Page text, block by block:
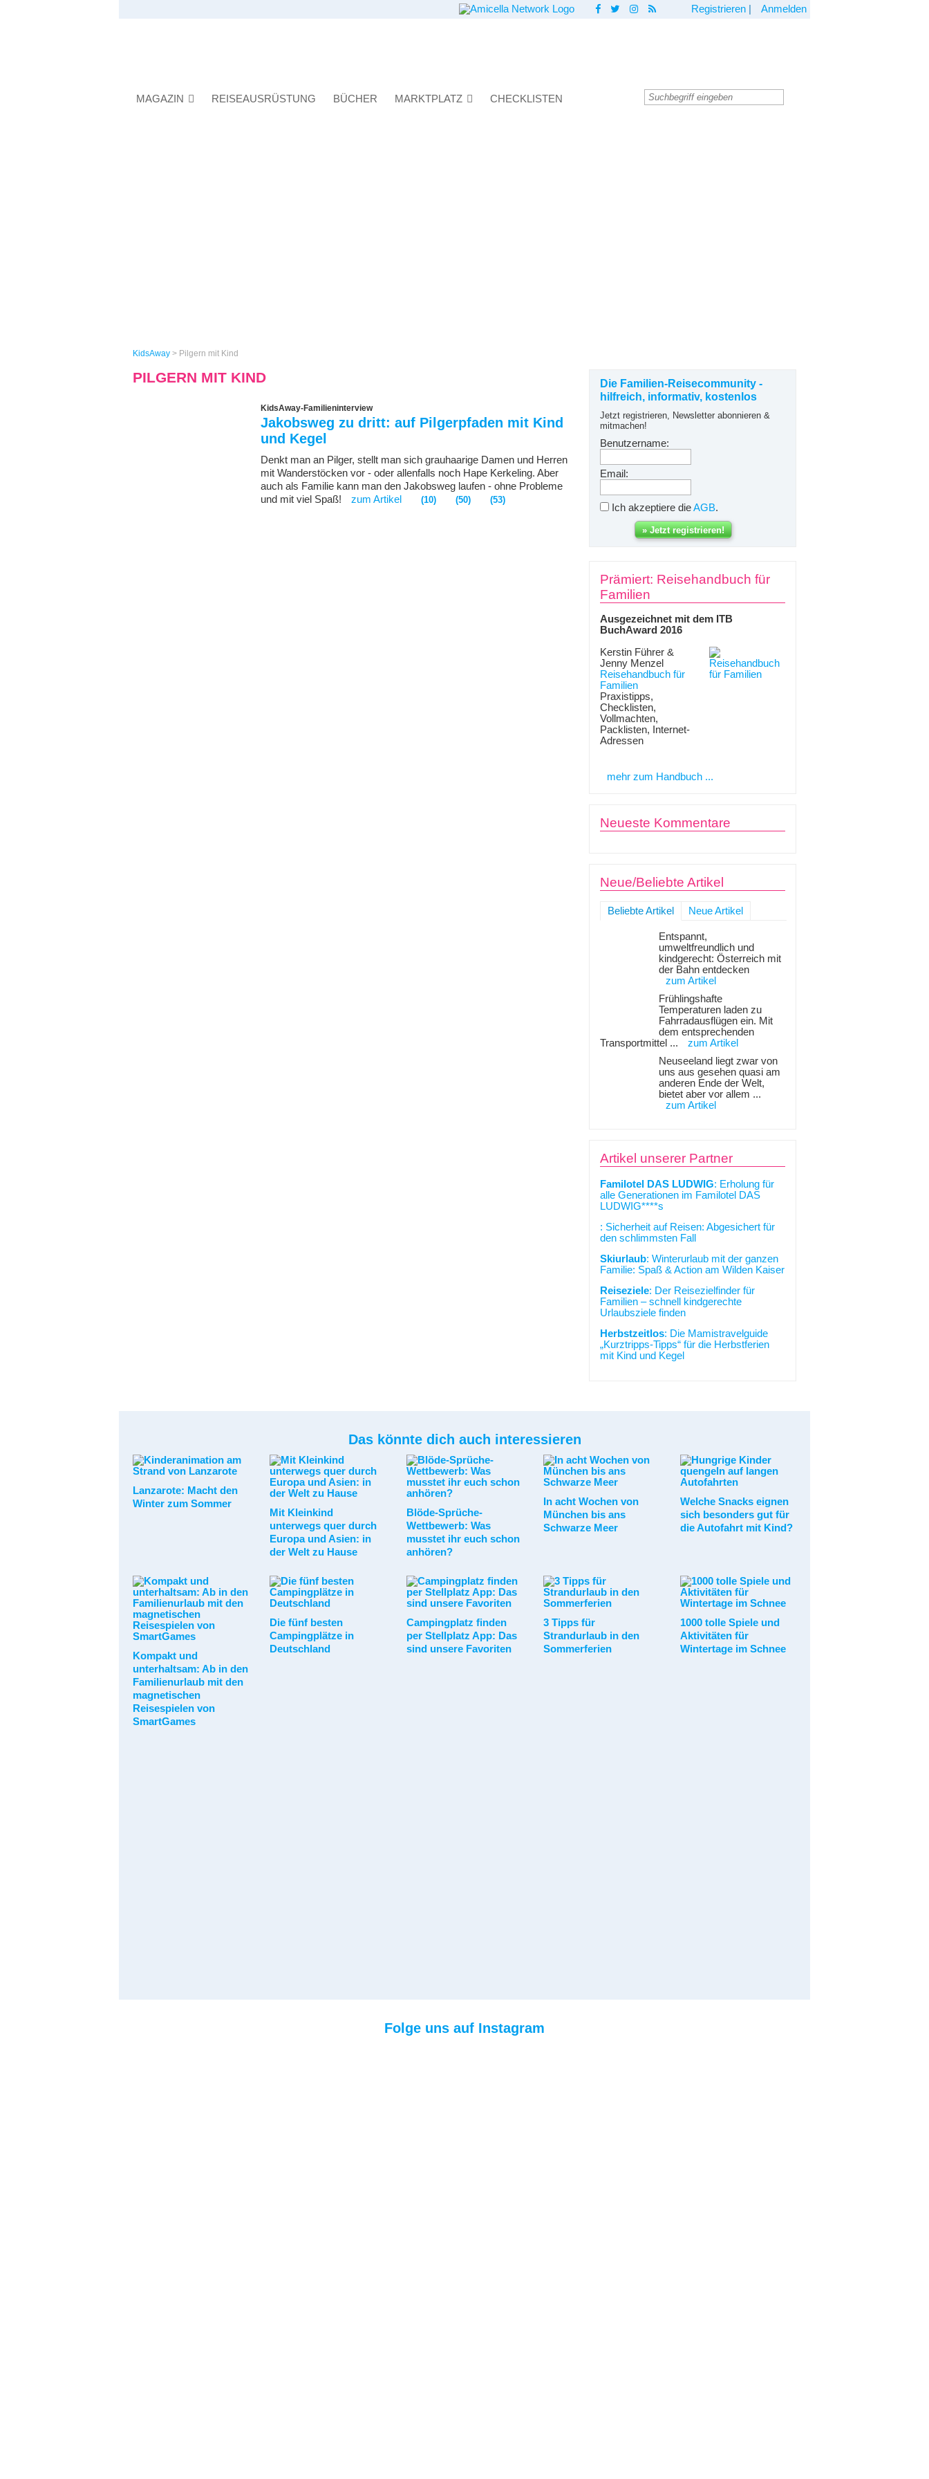
Registrieren Anmelden
MAGAZIN REISEAUSRÜSTUNG BÜCHER MARKTPLATZ CHECKLISTEN
KidsAway > Pilgern mit Kind
PILGERN MIT KIND
KidsAway-Familieninterview
Jakobsweg zu dritt: auf Pilgerpfaden mit Kind
und Kegel
Denkt man an Pilger, stellt man sich grauhaarige Damen und Herren
mit Wanderstöcken vor - oder allenfalls noch Hape Kerkeling. Aber
auch als Familie kann man den Jakobsweg laufen - ohne Probleme
und mit viel Spaß!
zum Artikel (10) (50) (53)
Die Familien-Reisecommunity -
hilfreich, informativ, kostenlos
Jetzt registrieren, Newsletter abonnieren &
mitmachen!
Benutzername:
Email:
Ich akzeptiere dieAGB.
Prämiert: Reisehandbuch für
Familien
Ausgezeichnet mit dem ITB
BuchAward 2016
Kerstin Führer &
Jenny Menzel
Reisehandbuch für
Familien
Praxistipps,
Checklisten,
Vollmachten,
Packlisten, Internet-
Adressen
mehr zum Handbuch ...
Neueste Kommentare
Neue/Beliebte Artikel
Beliebte Artikel Neue Artikel
Entspannt,
umweltfreundlich und
kindgerecht: Österreich mit
der Bahn entdecken
zum Artikel
Frühlingshafte
Temperaturen laden zu
Fahrradausflügen ein. Mit
dem entsprechenden
Transportmittel ...
zum Artikel
Neuseeland liegt zwar von
uns aus gesehen quasi am
anderen Ende der Welt,
bietet aber vor allem ...
zum Artikel
Artikel unserer Partner
Familotel DAS LUDWIG: Erholung für
alle Generationen im Familotel DAS
LUDWIG****s
: Sicherheit auf Reisen: Abgesichert für
den schlimmsten Fall
Skiurlaub: Winterurlaub mit der ganzen
Familie: Spaß & Action am Wilden Kaiser
Reiseziele: Der Reisezielfinder für
Familien – schnell kindgerechte
Urlaubsziele finden
Herbstzeitlos: Die Mamistravelguide
„Kurztripps-Tipps“ für die Herbstferien
mit Kind und Kegel
Das könnte dich auch interessieren
Lanzarote: Macht den
Winter zum Sommer
Mit Kleinkind
unterwegs quer durch
Europa und Asien: in
der Welt zu Hause
Blöde-Sprüche-
Wettbewerb: Was
musstet ihr euch schon
anhören?
In acht Wochen von
München bis ans
Schwarze Meer
Welche Snacks eignen
sich besonders gut für
die Autofahrt mit Kind?
Kompakt und
unterhaltsam: Ab in den
Familienurlaub mit den
magnetischen
Reisespielen von
SmartGames
Die fünf besten
Campingplätze in
Deutschland
Campingplatz finden
per Stellplatz App: Das
sind unsere Favoriten
3 Tipps für
Strandurlaub in den
Sommerferien
1000 tolle Spiele und
Aktivitäten für
Wintertage im Schnee
Folge uns auf Instagram